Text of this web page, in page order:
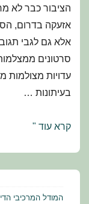
הציבור כבר לא
אזעקה בדרום,
אלא גם לגבי
סרטונים
עדויות מצולמות
בעיתונות …
כיפת
איטית
קרא עוד "
המודל המרכיבי